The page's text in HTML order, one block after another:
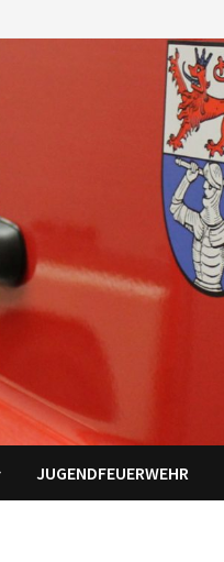
JUGENDFEUERWEHR